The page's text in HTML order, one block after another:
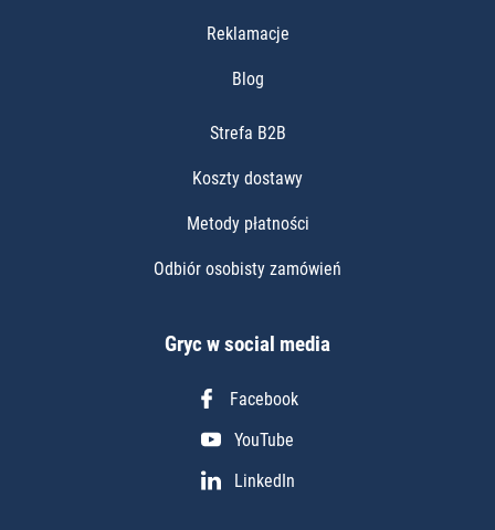
Reklamacje
Blog
Strefa B2B
Koszty dostawy
Metody płatności
Odbiór osobisty zamówień
Gryc w social media
Facebook
YouTube
LinkedIn